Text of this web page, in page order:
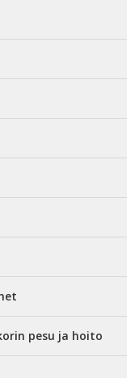
pesu ja hoito